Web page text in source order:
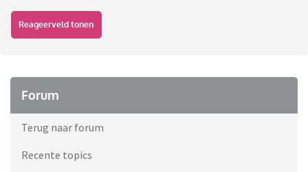
Reageerveld tonen
Forum
Terug naar forum
Recente topics